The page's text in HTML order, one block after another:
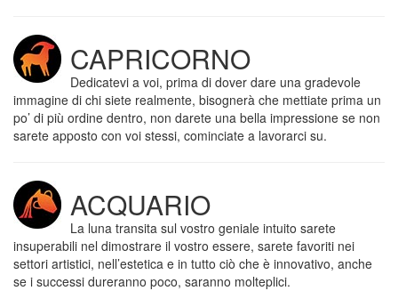
CAPRICORNO
Dedicatevi a voi, prima di dover dare una gradevole
immagine di chi siete realmente, bisognerà che mettiate prima un
po’ di più ordine dentro, non darete una bella impressione se non
sarete apposto con voi stessi, cominciate a lavorarci su.
ACQUARIO
La luna transita sul vostro geniale intuito sarete
insuperabili nel dimostrare il vostro essere, sarete favoriti nei
settori artistici, nell’estetica e in tutto ciò che è innovativo, anche
se i successi dureranno poco, saranno molteplici.